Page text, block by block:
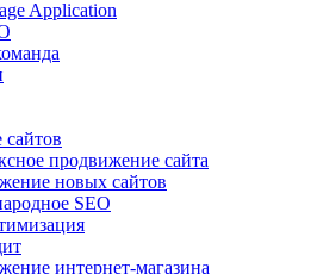
Application
продвижение сайта
новых сайтов
SEO
интернет-магазина